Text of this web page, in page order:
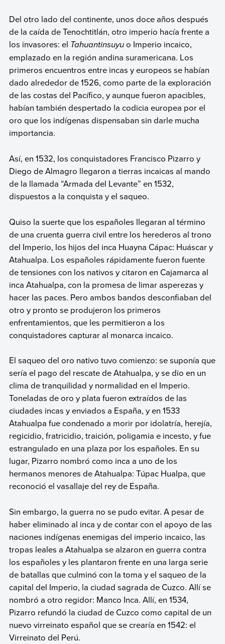
Del otro lado del continente, unos doce años después
de la caída de Tenochtitlán, otro imperio hacía frente a
los invasores: el Tahuantinsuyuo Imperio incaico,
emplazado en la región andina suramericana. Los
primeros encuentros entre incas y europeos se habían
dado alrededor de 1526, como parte de la exploración
de las costas del Pacífico, y aunque fueron apacibles,
habían también despertado la codicia europea por el
oro que los indígenas dispensaban sin darle mucha
importancia.
Así, en 1532, los conquistadores Francisco Pizarro y
Diego de Almagro llegaron a tierras incaicas al mando
de la llamada “Armada del Levante” en 1532,
dispuestos a la conquista y el saqueo.
Quiso la suerte que los españoles llegaran al término
de una cruenta guerra civil entre los herederos al trono
del Imperio, los hijos del inca Huayna Cápac: Huáscar y
Atahualpa. Los españoles rápidamente fueron fuente
de tensiones con los nativos y citaron en Cajamarca al
inca Atahualpa, con la promesa de limar asperezas y
hacer las paces. Pero ambos bandos desconfiaban del
otro y pronto se produjeron los primeros
enfrentamientos, que les permitieron a los
conquistadores capturar al monarca incaico.
El saqueo del oro nativo tuvo comienzo: se suponía que
sería el pago del rescate de Atahualpa, y se dio en un
clima de tranquilidad y normalidad en el Imperio.
Toneladas de oro y plata fueron extraídos de las
ciudades incas y enviados a España, y en 1533
Atahualpa fue condenado a morir por idolatría, herejía,
regicidio, fratricidio, traición, poligamia e incesto, y fue
estrangulado en una plaza por los españoles. En su
lugar, Pizarro nombró como inca a uno de los
hermanos menores de Atahualpa: Túpac Hualpa, que
reconoció el vasallaje del rey de España.
Sin embargo, la guerra no se pudo evitar. A pesar de
haber eliminado al inca y de contar con el apoyo de las
naciones indígenas enemigas del imperio incaico, las
tropas leales a Atahualpa se alzaron en guerra contra
los españoles y les plantaron frente en una larga serie
de batallas que culminó con la toma y el saqueo de la
capital del Imperio, la ciudad sagrada de Cuzco. Allí se
nombró a otro regidor: Manco Inca. Allí, en 1534,
Pizarro refundó la ciudad de Cuzco como capital de un
nuevo virreinato español que se crearía en 1542: el
Virreinato del Perú.